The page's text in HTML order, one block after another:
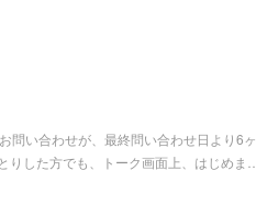
問い合わせが、最終問い合わせ日より6ヶ
した方でも、トーク画面上、はじめま…